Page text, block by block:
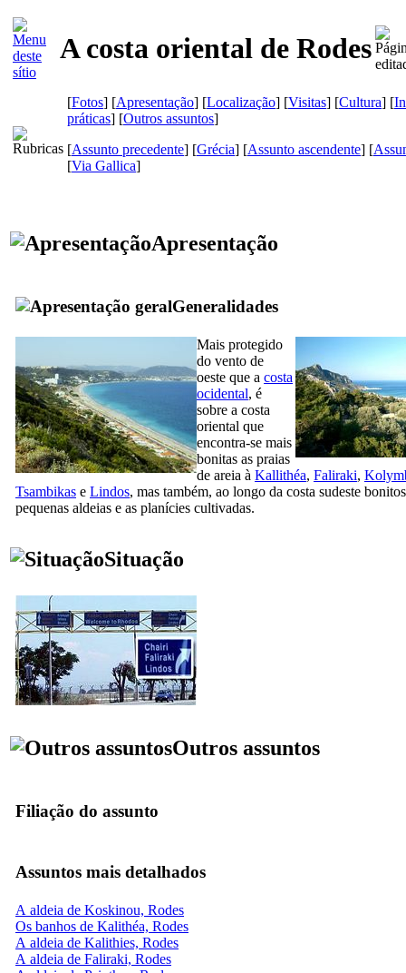
A costa oriental de Rodes
[Fotos] [Apresentação] [Localização] [Visitas] [Cultura] [
práticas] [Outros assuntos]
[Assunto precedente] [Grécia] [Assunto ascendente] [
[Via Gallica]
Apresentação
Generalidades
Mais protegido
do vento de
oeste que a costa
ocidental, é
sobre a costa
oriental que
encontra-se mais
bonitas as praias
de areia à Kallithéa, Faliraki,
Tsambikas e Lindos, mas também, ao longo da costa sudeste
pequenas aldeias e as planícies cultivadas.
Situação
Outros assuntos
Filiação do assunto
Assuntos mais detalhados
A aldeia de Koskinou, Rodes
Os banhos de Kalithéa, Rodes
A aldeia de Kalithies, Rodes
A aldeia de Faliraki, Rodes